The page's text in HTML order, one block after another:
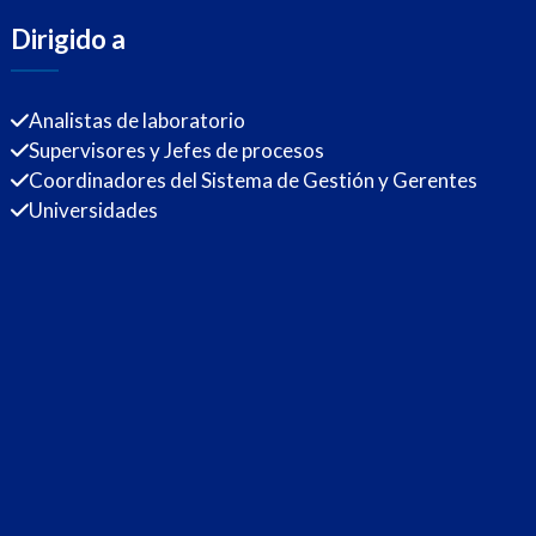
Dirigido a
Analistas de laboratorio
Supervisores y Jefes de procesos
Coordinadores del Sistema de Gestión y Gerentes
Universidades